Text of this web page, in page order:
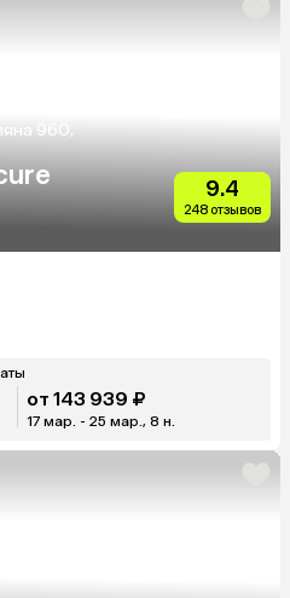
960,
9.4
248 отзывов
от 143 939 ₽
17 мар. - 25 мар., 8 н.